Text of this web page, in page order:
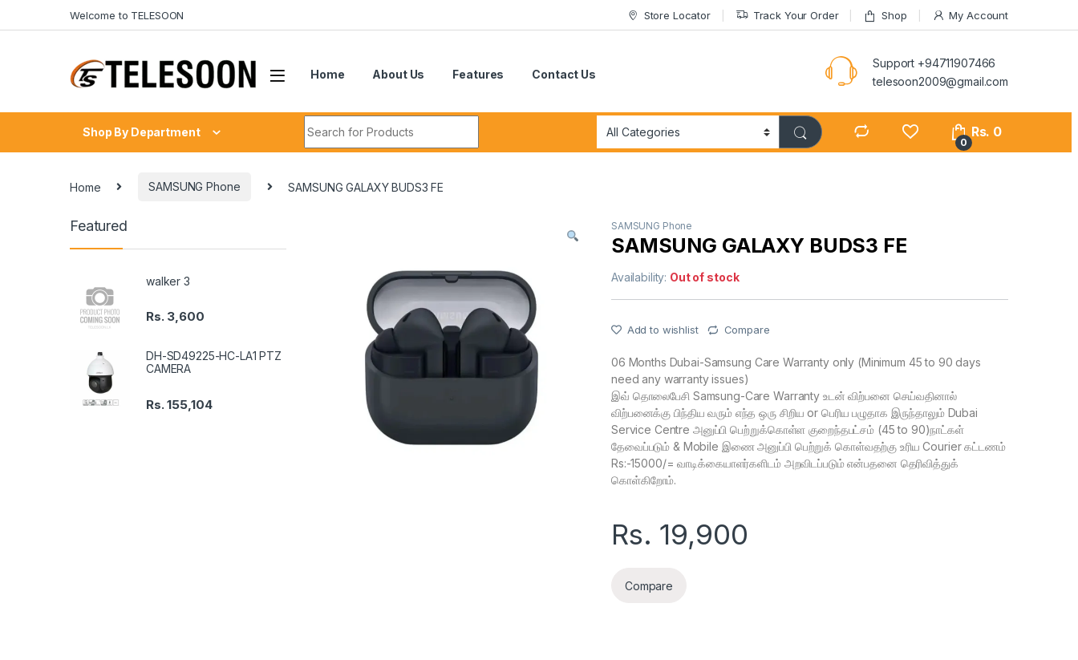
Welcome to TELESOON Store Locator Track Your Order Shop My Account
Home About Us Features Contact Us
Support +94711907466
telesoon2009@gmail.com
Shop By Department
0
Rs. 0
Home SAMSUNG Phone SAMSUNG GALAXY BUDS3 FE
SAMSUNG Phone
SAMSUNG GALAXY BUDS3 FE
Availability: Out of stock
Add to wishlist Compare
06 Months Dubai-Samsung Care Warranty only (Minimum 45 to 90 days
need any warranty issues)
இவ் தொலைபேசி Samsung-Care Warranty உடன் விற்பனை செய்வதினால்
விற்பனைக்கு பிந்திய வரும் எந்த ஒரு சிறிய or பெரிய பழுதாக இருந்தாலும் Dubai
Service Centre அனுப்பி பெற்றுக்கொள்ள குறைந்தபட்சம் (45 to 90)நாட்கள்
தேவைப்படும் & Mobile இணை அனுப்பி பெற்றுக் கொள்வதற்கு உரிய Courier கட்டணம்
Rs:-15000/= வாடிக்கையாளர்களிடம் அறவிடப்படும் என்பதனை தெரிவித்துக்
கொள்கிறோம்.
Rs. 19,900
Compare
Featured
walker 3
Rs. 3,600
DH-SD49225-HC-LA1 PTZ
CAMERA
Rs.155,104